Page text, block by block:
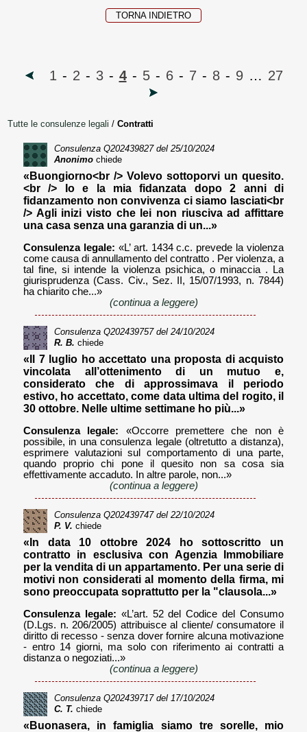
TORNA INDIETRO
1 - 2 - 3 - 4 - 5 - 6 - 7 - 8 - 9 … 27
Tutte le consulenze legali / Contratti
Consulenza Q202439827del 25/10/2024
Anonimo chiede
«Buongiorno<br /> Volevo sottoporvi un quesito.
<br /> Io e la mia fidanzata dopo 2 anni di
fidanzamento non convivenza ci siamo lasciati<br
/> Agli inizi visto che lei non riusciva ad affittare
una casa senza una garanzia di un...»
Consulenza legale: «L’ art. 1434 c.c. prevede la violenza
come causa di annullamento del contratto . Per violenza, a
tal fine, si intende la violenza psichica, o minaccia . La
giurisprudenza (Cass. Civ., Sez. II, 15/07/1993, n. 7844)
ha chiarito che...»
(continua a leggere)
Consulenza Q202439757del 24/10/2024
R. B. chiede
«Il 7 luglio ho accettato una proposta di acquisto
vincolata all’ottenimento di un mutuo e,
considerato che di approssimava il periodo
estivo, ho accettato, come data ultima del rogito, il
30 ottobre. Nelle ultime settimane ho più...»
Consulenza legale: «Occorre premettere che non è
possibile, in una consulenza legale (oltretutto a distanza),
esprimere valutazioni sul comportamento di una parte,
quando proprio chi pone il quesito non sa cosa sia
effettivamente accaduto. In altre parole, non...»
(continua a leggere)
Consulenza Q202439747del 22/10/2024
P. V. chiede
«In data 10 ottobre 2024 ho sottoscritto un
contratto in esclusiva con Agenzia Immobiliare
per la vendita di un appartamento. Per una serie di
motivi non considerati al momento della firma, mi
sono preoccupata soprattutto per la "clausola...»
Consulenza legale: «L’art. 52 del Codice del Consumo
(D.Lgs. n. 206/2005) attribuisce al cliente/ consumatore il
diritto di recesso - senza dover fornire alcuna motivazione
- entro 14 giorni, ma solo con riferimento ai contratti a
distanza o negoziati...»
(continua a leggere)
Consulenza Q202439717del 17/10/2024
C. T. chiede
«Buonasera, in famiglia siamo tre sorelle, mio